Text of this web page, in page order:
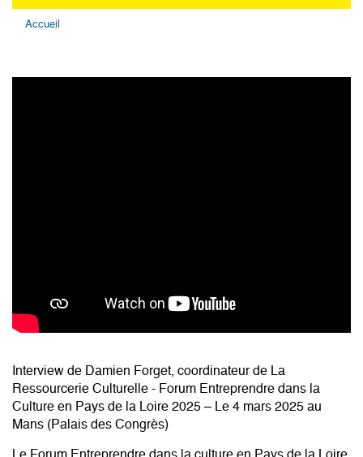
Accueil
Interview de Damien Forget, coordinateur de La
Ressourcerie Culturelle - Forum Entreprendre dans la
Culture en Pays de la Loire 2025 – Le 4 mars 2025 au
Mans (Palais des Congrès)